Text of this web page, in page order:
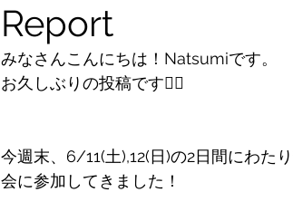
Report
みなさんこんにちは！Natsumiです。
お久しぶりの投稿です🙇‍♀️
今週末、6/11(土),12(日)の2日間にわた
会に参加してきました！